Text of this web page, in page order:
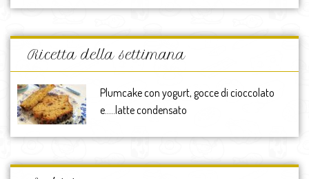
Ricetta della settimana
Plumcake con yogurt, gocce di cioccolato
e…..latte condensato